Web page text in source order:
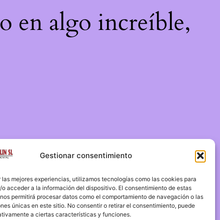
Gestionar consentimiento
las mejores experiencias, utilizamos tecnologías como las cookies para
o acceder a la información del dispositivo. El consentimiento de estas
permitirá procesar datos como el comportamiento de navegación o las
únicas en este sitio. No consentir o retirar el consentimiento, puede
a ciertas características y funciones.
en algo increíble,